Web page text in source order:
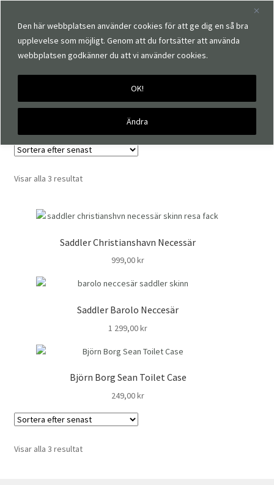
Den här webbplatsen använder cookies för att ge dig en så bra
upplevelse som möjligt. Genom att du fortsätter att använda
webbplatsen godkänner du att vi använder cookies.
Ändra
OK!
Hem
Produkter märkta ”necessär”
necessär
Visar alla 3 resultatSortera
Saddler Christianshavn Necessär
999,00kr
Saddler Barolo Neccesär
1 299,00kr
Björn Borg Sean Toilet Case
249,00kr
Visar alla 3 resultatSortera